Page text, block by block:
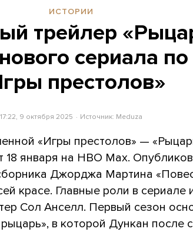
ИСТОРИИ
трейлер
сериала
престолов»
17:22, 9 октября 2025 Источник: Meduza
«Игры престолов» —
18 января на HBO Max.
Джорджа Мартина
красе. Главные роли в сериале
Сол Анселл. Первый сезон
в которой Дункан после